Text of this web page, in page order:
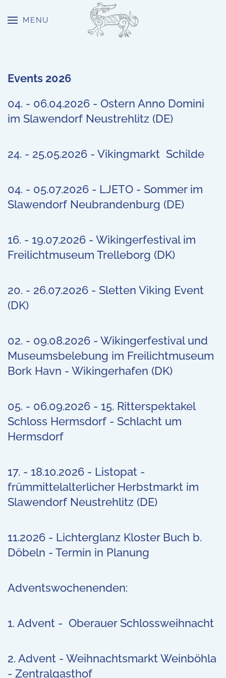
Skip to main content
MENU
Events 2026
04. - 06.04.2026 - Ostern Anno Domini
im Slawendorf Neustrehlitz (DE)
24. - 25.05.2026 - Vikingmarkt Schilde
04. - 05.07.2026 - LJETO - Sommer im
Slawendorf Neubrandenburg (DE)
16. - 19.07.2026 - Wikingerfestival im
Freilichtmuseum Trelleborg (DK)
20. - 26.07.2026 - Sletten Viking Event
(DK)
02. - 09.08.2026 - Wikingerfestival und
Museumsbelebung im Freilichtmuseum
Bork Havn - Wikingerhafen (DK)
05. - 06.09.2026 - 15. Ritterspektakel
Schloss Hermsdorf - Schlacht um
Hermsdorf
17. - 18.10.2026 - Listopat -
frümmittelalterlicher Herbstmarkt im
Slawendorf Neustrehlitz (DE)
11.2026 - Lichterglanz Kloster Buch b.
Döbeln - Termin in Planung
Adventswochenenden:
1. Advent - Oberauer Schlossweihnacht
2. Advent - Weihnachtsmarkt Weinböhla
- Zentralgasthof